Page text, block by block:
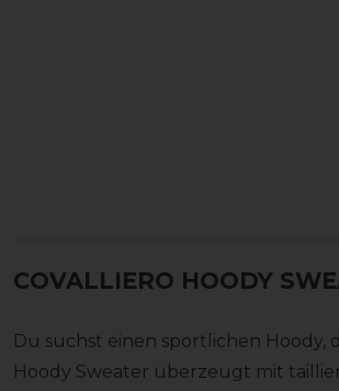
COVALLIERO HOODY
Du suchst einen sportlichen
Hoody Sweater überzeugt mit